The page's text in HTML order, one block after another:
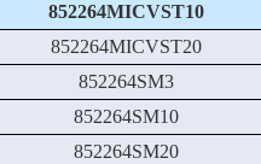
852264MICVST10
852264MICVST20
852264SM3
852264SM10
852264SM20